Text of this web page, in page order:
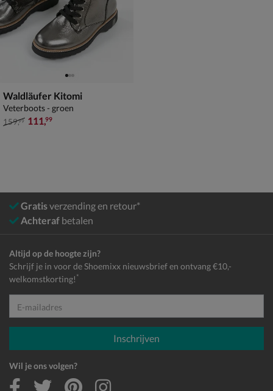
Waldläufer Kitomi
Veterboots - groen
van € 159,99 voor € 111,99
159,99 111,99
Gratisverzending en retour*
Achteraf betalen
Altijd op de hoogte zijn?
Schrijf je in voor de Shoemixx nieuwsbrief en ontvang €10,-
welkomstkorting! *
E-mailadres
Inschrijven
Wil je ons volgen?